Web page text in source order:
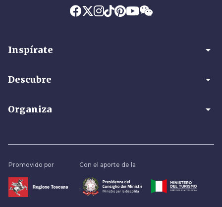
Inspírate arrow_drop_down
Descubre arrow_drop_down
Organiza arrow_drop_down
Promovido por Con el aporte de la
.